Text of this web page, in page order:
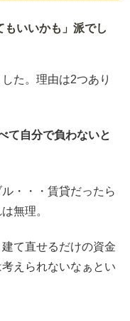
いいかも」派でし
た。理由は2つあり
て自分で負わないと
・・・賃貸だったら
無理。
て直せるだけの資金
えられないなぁとい